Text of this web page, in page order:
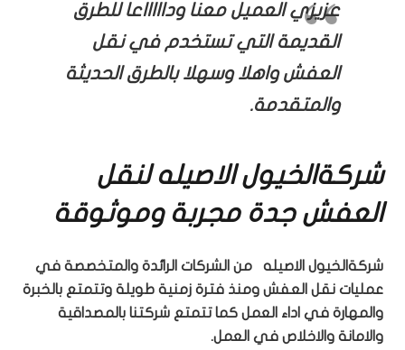
عزيزي العميل معنا وداااااعا للطرق
القديمة التي تستخدم في نقل
العفش واهلا وسهلا بالطرق الحديثة
والمتقدمة.
شركةالخيول الاصيله لنقل
العفش جدة مجربة وموثوقة
شركةالخيول الاصيله من الشركات الرائدة والمتخصصة في
عمليات نقل العفش ومنذ فترة زمنية طويلة وتتمتع بالخبرة
والمهارة في اداء العمل كما تتمتع شركتنا بالمصداقية
والامانة والاخلاص في العمل.